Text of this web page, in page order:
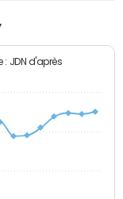
: JDN d'après